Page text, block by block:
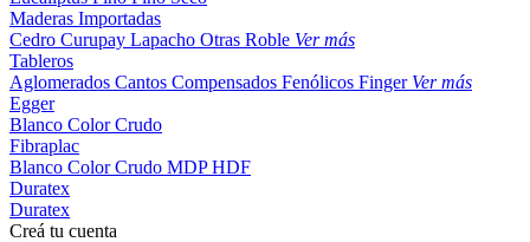
Maderas Importadas
Cedro Curupay Lapacho Otras Roble Ver más
Tableros
Aglomerados Cantos Compensados Fenólicos Finger Ver más
Egger
Blanco ColorCrudo
Fibraplac
Blanco ColorCrudo MDPHDF
Duratex
Duratex
Creá tu cuenta